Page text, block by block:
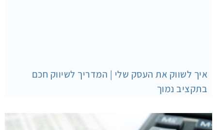
איך לשווק את העסק שלי | המדריך לשיווק חכם
בתקציב נמוך